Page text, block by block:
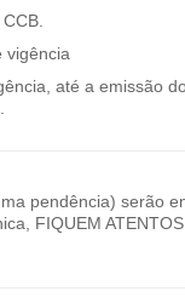
vigência
até a emissão
pendência) serão
FIQUEM